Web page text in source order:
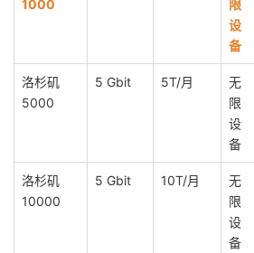
1000
限
设
备
洛杉矶
5000
5 Gbit 5T/月
无
限
设
备
洛杉矶
10000
5 Gbit 10T/月
无
限
设
备